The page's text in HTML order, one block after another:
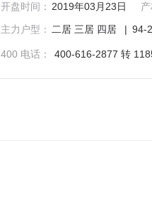
开盘时间： 2019年03月23日 产
主力户型：
二居 三居 四居 | 94-
400 电话： 400-616-2877 转